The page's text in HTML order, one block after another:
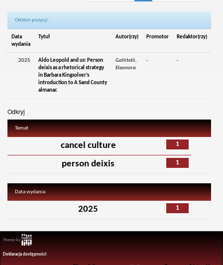
Odsłon pozycji:
Data
wydania
Tytuł Autor(rzy) Promotor Redaktor(rzy)
2025
Aldo Leopold and us: Person
deixis as a rhetorical strategy
in Barbara Kingsolver’s
introduction to A Sand County
almanac
Gallitelli,
Eleonora
- -
Odkryj
Temat
1
cancel culture
1
person deixis
Data wydania
1
2025
Theme by
Deklaracja dostępności